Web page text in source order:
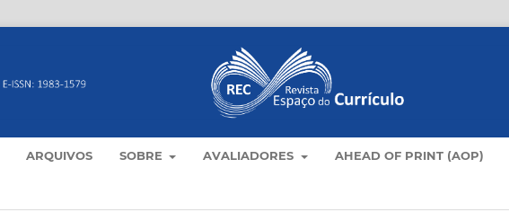
ARQUIVOS SOBRE AVALIADORES AHEAD OF PRINT (AOP)